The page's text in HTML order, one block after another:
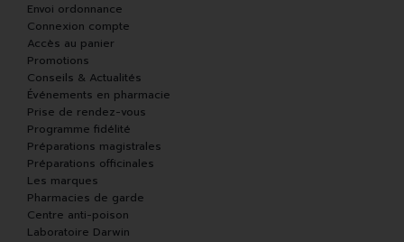
Envoi ordonnance
Connexion compte
Accès au panier
Promotions
Conseils & Actualités
Événements en pharmacie
Prise de rendez-vous
Programme fidélité
Préparations magistrales
Préparations officinales
Les marques
Pharmacies de garde
Centre anti-poison
Laboratoire Darwin